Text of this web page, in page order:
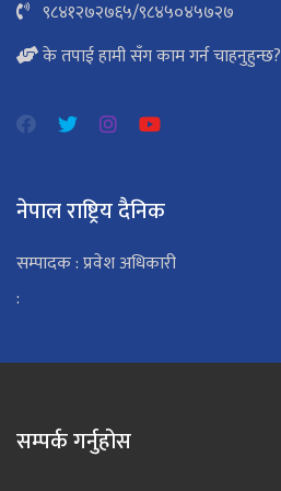
९८४१२७२७६५/९८४५०४५७२७
के तपाई हामी सँग काम गर्न चाहनुहुन्छ?
नेपाल राष्ट्रिय दैनिक
सम्पादक : प्रवेश अधिकारी
:
सम्पर्क गर्नुहोस